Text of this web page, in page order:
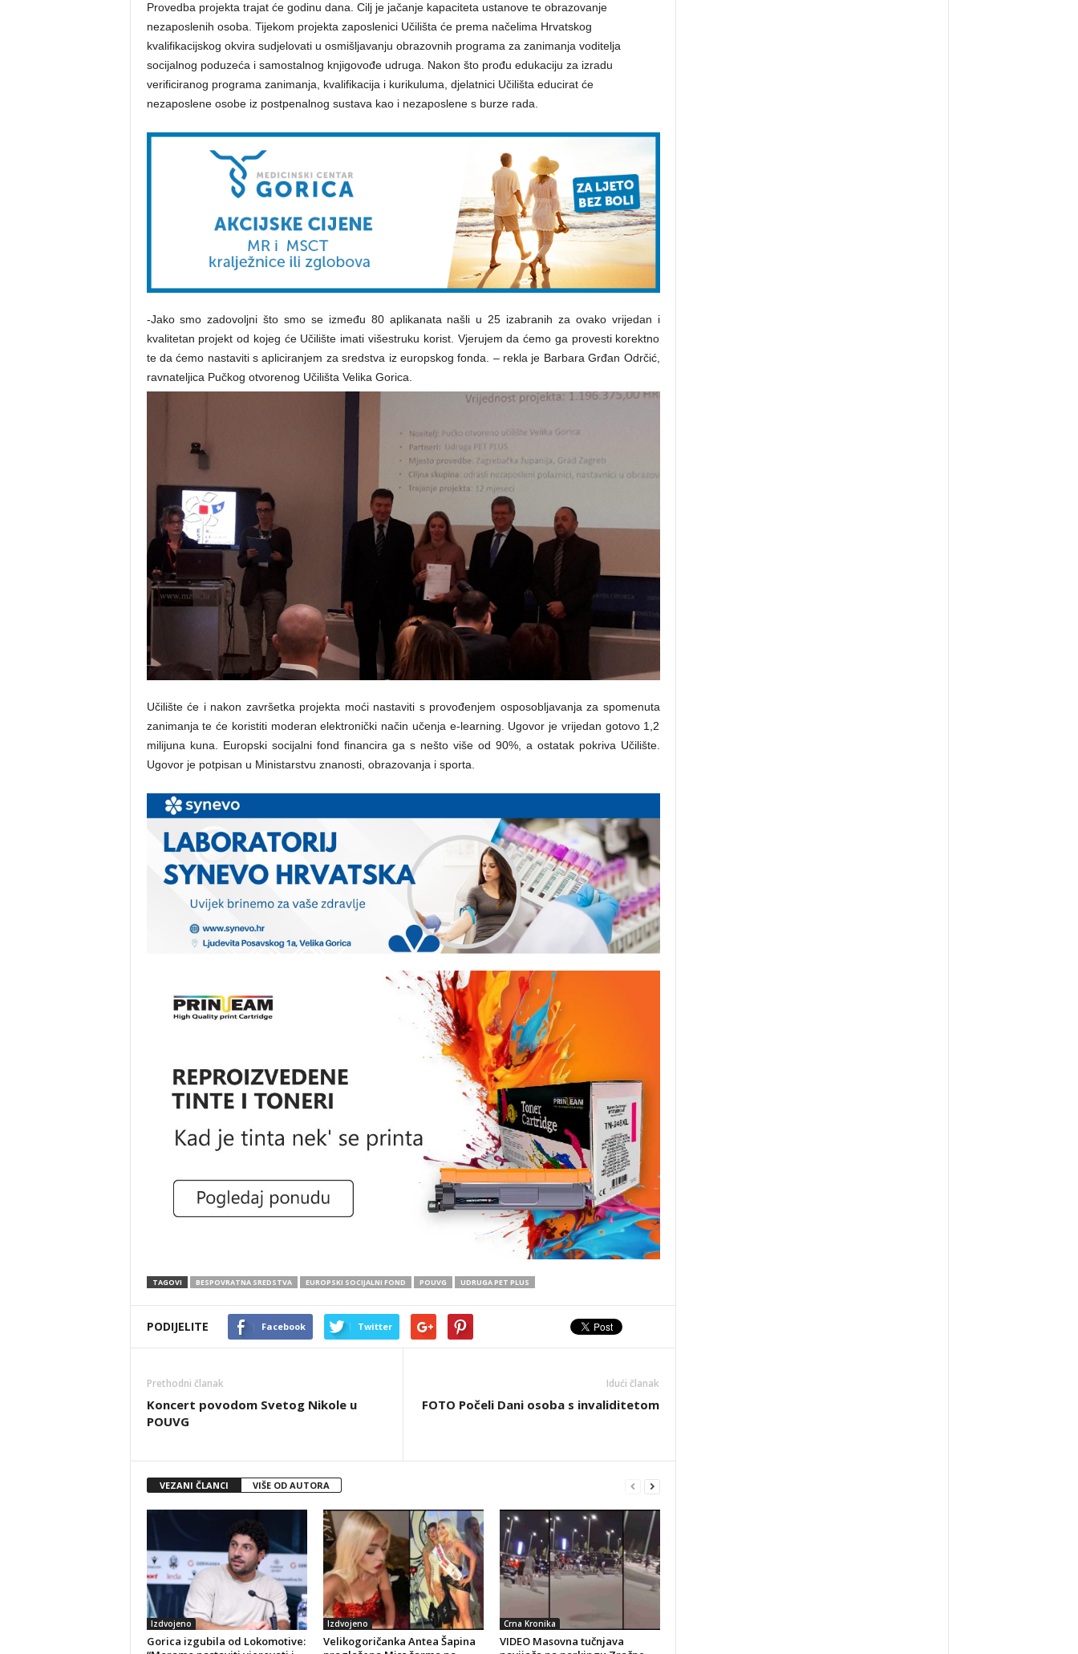
Provedba projekta trajat će godinu dana. Cilj je jačanje kapaciteta ustanove te obrazovanje
nezaposlenih osoba. Tijekom projekta zaposlenici Učilišta će prema načelima Hrvatskog
kvalifikacijskog okvira sudjelovati u osmišljavanju obrazovnih programa za zanimanja voditelja
socijalnog poduzeća i samostalnog knjigovođe udruga. Nakon što prođu edukaciju za izradu
verificiranog programa zanimanja, kvalifikacija i kurikuluma, djelatnici Učilišta educirat će
nezaposlene osobe iz postpenalnog sustava kao i nezaposlene s burze rada.
-Jako smo zadovoljni što smo se između 80 aplikanata našli u 25 izabranih za ovako vrijedan i
kvalitetan projekt od kojeg će Učilište imati višestruku korist. Vjerujem da ćemo ga provesti korektno
te da ćemo nastaviti s apliciranjem za sredstva iz europskog fonda. – rekla je Barbara Grđan Odrčić,
ravnateljica Pučkog otvorenog Učilišta Velika Gorica.
Učilište će i nakon završetka projekta moći nastaviti s provođenjem osposobljavanja za spomenuta
zanimanja te će koristiti moderan elektronički način učenja e-learning. Ugovor je vrijedan gotovo 1,2
milijuna kuna. Europski socijalni fond financira ga s nešto više od 90%, a ostatak pokriva Učilište.
Ugovor je potpisan u Ministarstvu znanosti, obrazovanja i sporta.
TAGOVI BESPOVRATNA SREDSTVA EUROPSKI SOCIJALNI FOND POUVG UDRUGA PET PLUS
PODIJELITE Facebook Twitter
Prethodni članak
Koncert povodom Svetog Nikole u
POUVG
Idući članak
FOTO Počeli Dani osoba s invaliditetom
VEZANI ČLANCI VIŠE OD AUTORA
Izdvojeno
Gorica izgubila od Lokomotive:
Izdvojeno
Velikogoričanka Antea Šapina
Crna Kronika
VIDEO Masovna tučnjava